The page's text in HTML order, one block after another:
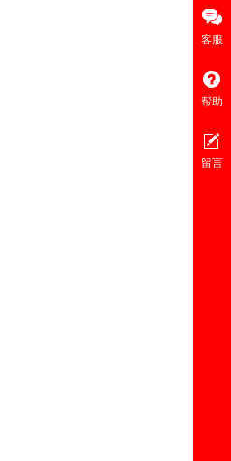
客服
帮助
留言